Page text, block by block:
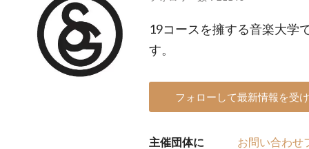
19コースを擁する音楽大学
す。
フォローして最新情報を受
主催団体に
お問い合わせ